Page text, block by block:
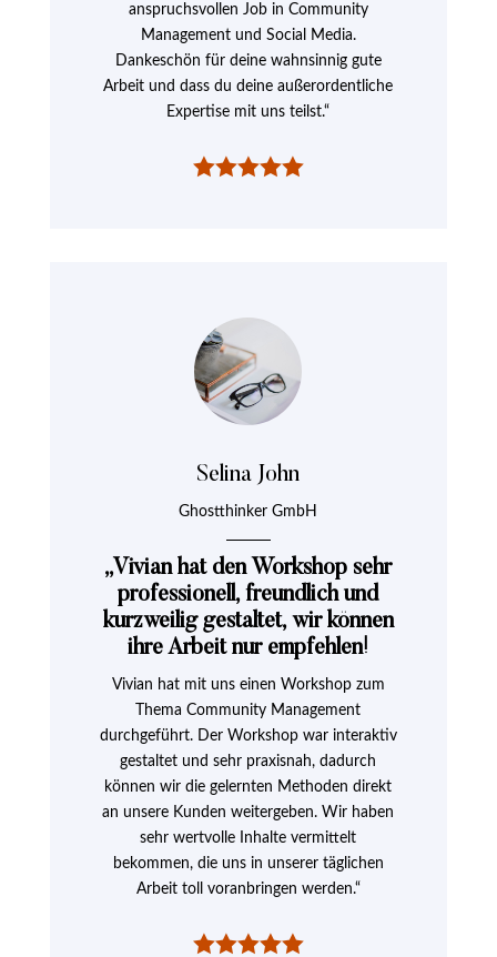
anspruchsvollen Job in Community
Management und Social Media.
Dankeschön für deine wahnsinnig gute
Arbeit und dass du deine außerordentliche
Expertise mit uns teilst.“
Selina John
Ghostthinker GmbH
„Vivian hat den Workshop sehr
professionell, freundlich und
kurzweilig gestaltet, wir können
ihre Arbeit nur empfehlen!
Vivian hat mit uns einen Workshop zum
Thema Community Management
durchgeführt. Der Workshop war interaktiv
gestaltet und sehr praxisnah, dadurch
können wir die gelernten Methoden direkt
an unsere Kunden weitergeben. Wir haben
sehr wertvolle Inhalte vermittelt
bekommen, die uns in unserer täglichen
Arbeit toll voranbringen werden.“